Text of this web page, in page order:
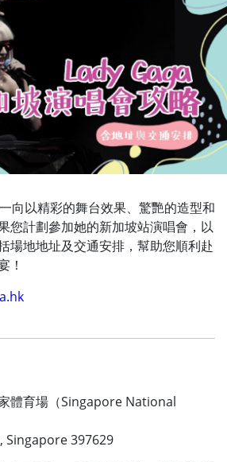
向以精彩的舞台效果、驚艷的造型和
您計劃參加她的新加坡站演唱會，以
場地地址及交通安排，幫助您順利赴
！
體育場（Singapore National
Singapore 397629